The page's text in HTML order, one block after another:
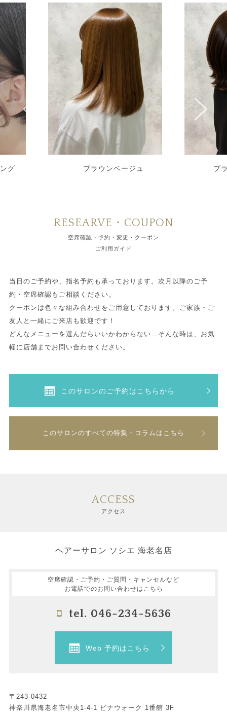
グ ブラウンベージュ ブ
RESEARVE・COUPON
空席確認・予約・変更・クーポン
ご利用ガイド
当日のご予約や、指名予約も承っております。次月以降のご予
約・空席確認もご相談ください。
クーポンは色々な組み合わせをご用意しております。ご家族・ご
友人と一緒にご来店も歓迎です！
どんなメニューを選んだらいいかわからない…そんな時は、お気
軽に店舗までお問い合わせください。
このサロンのご予約はこちらから
このサロンのすべての特集・コラムはこちら
ACCESS
アクセス
ヘアーサロン ソシエ 海老名店
空席確認・ご予約・ご質問・キャンセルなど
お電話でのお問い合わせはこちら
tel. 046-234-5636
Web 予約はこちら
〒243-0432
神奈川県海老名市中央1-4-1 ビナウォーク 1番館 3F